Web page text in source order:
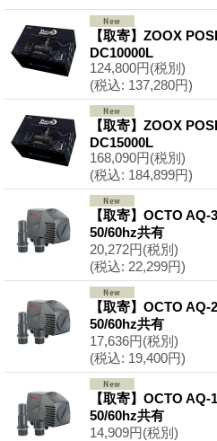
【取寄】ZOOX
DC10000L
124,800円(税別)
(税込: 137,280円)
【取寄】ZOOX
DC15000L
168,090円(税別)
(税込: 184,899円)
【取寄】OCTO
50/60hz共有
20,272円(税別)
(税込: 22,299円)
【取寄】OCTO
50/60hz共有
17,636円(税別)
(税込: 19,400円)
【取寄】OCTO
50/60hz共有
14,909円(税別)